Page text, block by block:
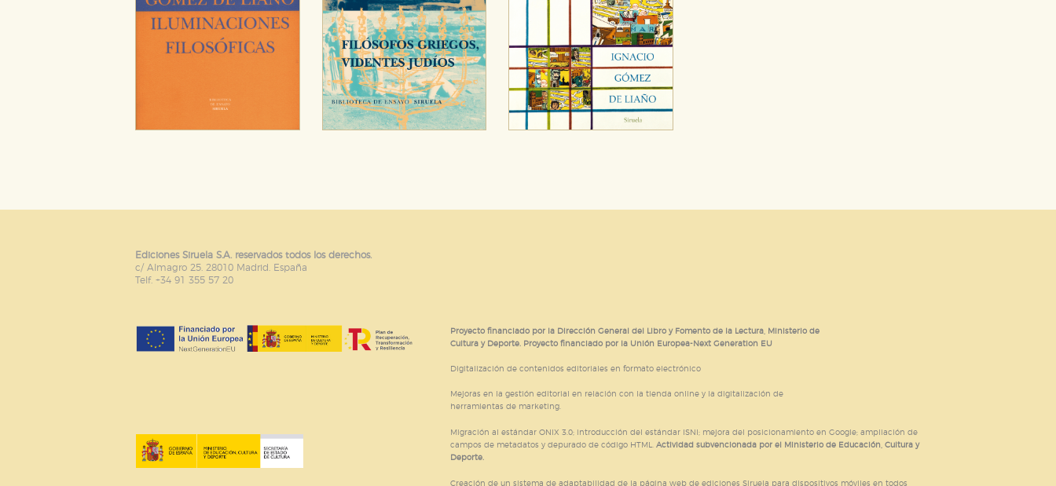
Ediciones Siruela S.A. reservados todos los derechos.
c/ Almagro 25. 28010 Madrid. España
Telf. +34 91 355 57 20
Proyecto financiado por la Dirección General del Libro y Fomento de la Lectura, Ministerio de
Cultura y Deporte. Proyecto financiado por la Unión Europea-Next Generation EU
Digitalización de contenidos editoriales en formato electrónico
Mejoras en la gestión editorial en relación con la tienda online y la digitalización de
herramientas de marketing.
Migración al estándar ONIX 3.0; introducción del estándar ISNI; mejora del posicionamiento en Google; ampliación de
campos de metadatos y depurado de código HTML. Actividad subvencionada por el Ministerio de Educación, Cultura y
Deporte.
Creación de un sistema de adaptabilidad de la página web de ediciones Siruela para dispositivos móviles en todos